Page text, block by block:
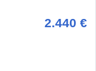
2.440 €